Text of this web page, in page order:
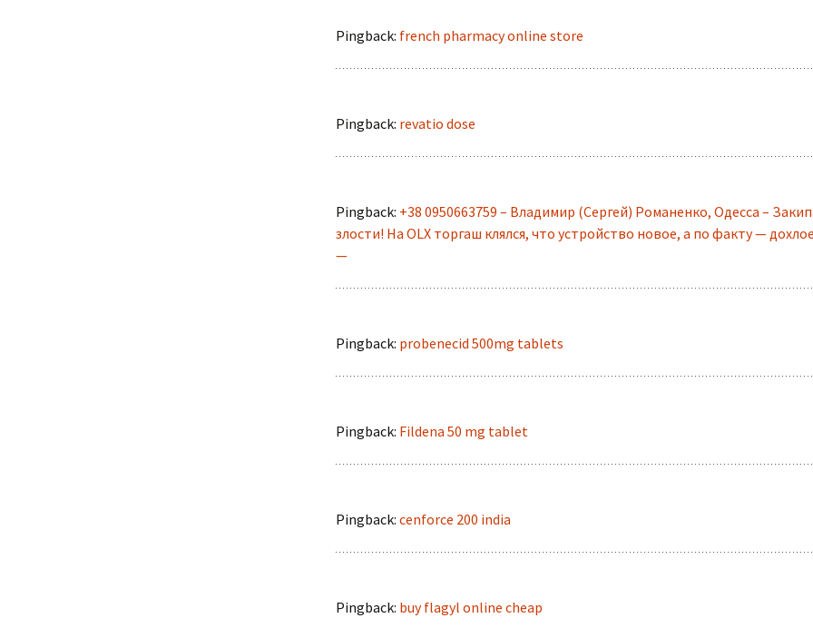
Pingback: french pharmacy online store
Pingback: revatio dose
Pingback: +38 0950663759 – Владимир (Сергей) Романенко, Одесса –
злости! На OLX торгаш клялся, что устройство новое, а по факту —
—
Pingback: probenecid 500mg tablets
Pingback: Fildena 50 mg tablet
Pingback: cenforce 200 india
Pingback: buy flagyl online cheap